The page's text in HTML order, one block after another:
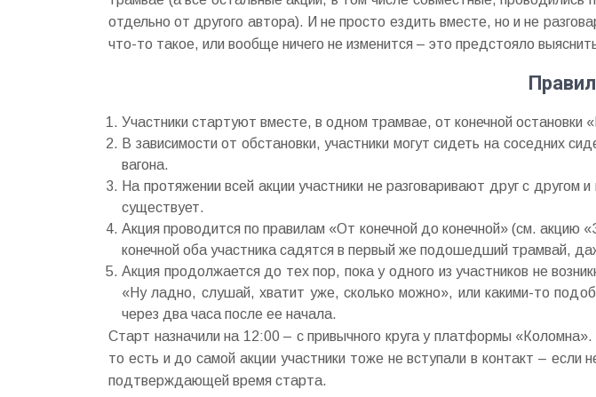
отдельно от другого автора). И не просто ездить вместе, но и не
что-то такое, или вообще ничего не изменится – это предстояло
Участники стартуют вместе, в одном трамвае, от конечной
В зависимости от обстановки, участники могут сидеть на соседних
вагона.
На протяжении всей акции участники не разговаривают друг с
существует.
Акция проводится по правилам «От конечной до конечной» (см. акцию
конечной оба участника садятся в первый же подошедший трамвай,
Акция продолжается до тех пор, пока у одного из участников не
«Ну ладно, слушай, хватит уже, сколько можно», или какими-то
через два часа после ее начала.
Старт назначили на 12:00 – с привычного круга у платформы
то есть и до самой акции участники тоже не вступали в контакт – если
подтверждающей время старта.